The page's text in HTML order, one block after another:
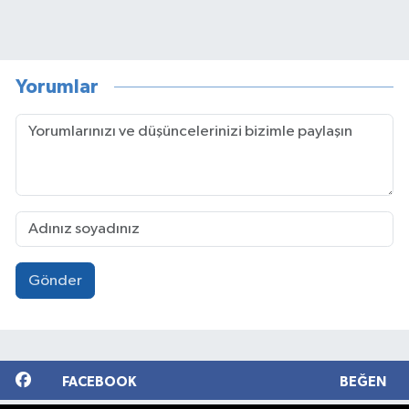
Yorumlar
Gönder
FACEBOOK BEĞEN